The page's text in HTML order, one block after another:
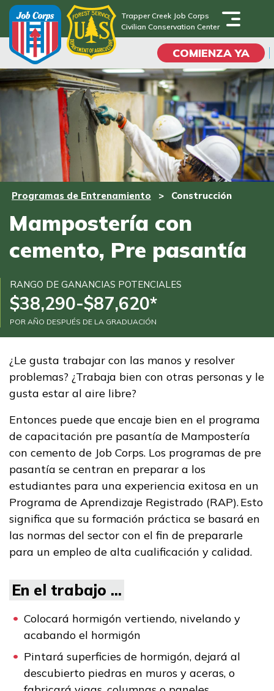
to
main
content
Trapper Creek Job Corps
Civilian Conservation Center
COMIENZA YA
Trapper Creek Job Corps
Civilian Conservation Center
Programas
Vida En El Campus
Universitario
Habilidades académicas
Viaje de la carrera
Estudiar
Programas de
Entrenamiento
Artes culinarias
Carpintería, Pre pasantía
Conservación forestal y
Electricidad
Ver más ...
Aprender más
Estudiantes
Padres/Influenciadores
Empleadores
FAQs
English
Programas de Entrenamiento > Construcción
Mampostería con
cemento, Pre pasantía
RANGO DE GANANCIAS POTENCIALES
$38,290-$87,620*
POR AÑO DESPUÉS DE LA GRADUACIÓN
¿Le gusta trabajar con las manos y resolver
problemas? ¿Trabaja bien con otras personas y le
gusta estar al aire libre?
Entonces puede que encaje bien en el programa
de capacitación pre pasantía de Mampostería
con cemento de Job Corps. Los programas de pre
pasantía se centran en preparar a los
estudiantes para una experiencia exitosa en un
Programa de Aprendizaje Registrado (RAP). Esto
significa que su formación práctica se basará en
las normas del sector con el fin de prepararle
para un empleo de alta cualificación y calidad.
En el trabajo ...
Colocará hormigón vertiendo, nivelando y
acabando el hormigón
Pintará superficies de hormigón, dejará al
descubierto piedras en muros y aceras, o